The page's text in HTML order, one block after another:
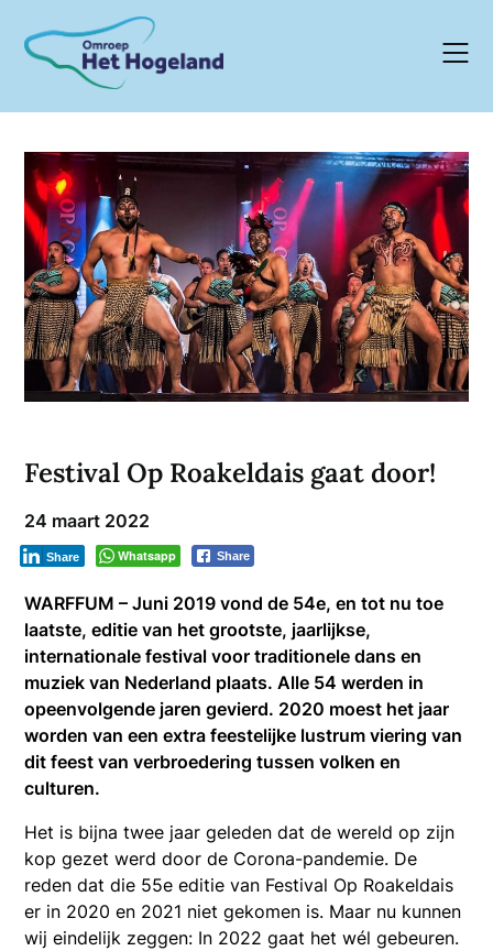
content
Festival Op Roakeldais gaat door!
24 maart 2022
Whatsapp Share
Share
WARFFUM – Juni 2019 vond de 54e, en tot nu toe
laatste, editie van het grootste, jaarlijkse,
internationale festival voor traditionele dans en
muziek van Nederland plaats. Alle 54 werden in
opeenvolgende jaren gevierd. 2020 moest het jaar
worden van een extra feestelijke lustrum viering van
dit feest van verbroedering tussen volken en
culturen.
Het is bijna twee jaar geleden dat de wereld op zijn
kop gezet werd door de Corona-pandemie. De
reden dat die 55e editie van Festival Op Roakeldais
er in 2020 en 2021 niet gekomen is. Maar nu kunnen
wij eindelijk zeggen: In 2022 gaat het wél gebeuren.